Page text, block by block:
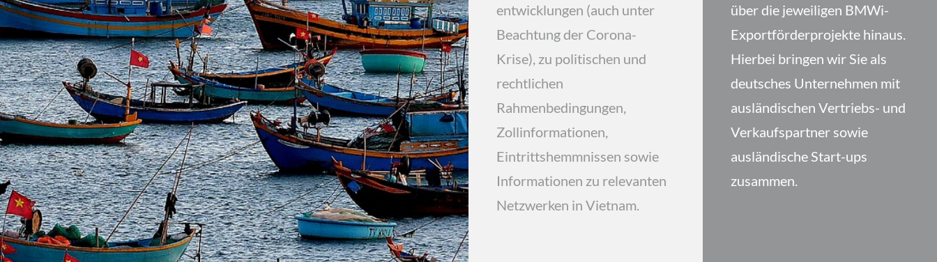
entwicklungen (auch unter
Beachtung der Corona-
Krise), zu politischen und
rechtlichen
Rahmenbedingungen,
Zollinformationen,
Eintrittshemmnissen sowie
Informationen zu relevanten
Netzwerken in Vietnam.
über die jeweiligen BMWi-
Exportförderprojekte hinaus.
Hierbei bringen wir Sie als
deutsches Unternehmen mit
ausländischen Vertriebs- und
Verkaufspartner sowie
ausländische Start-ups
zusammen.